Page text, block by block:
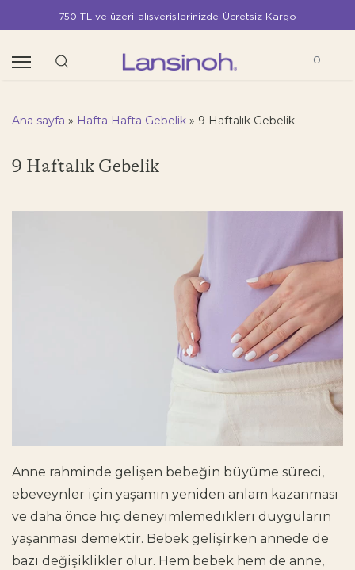
750 TL ve üzeri alışverişlerinizde Ücretsiz Kargo
0
Ana sayfa » Hafta Hafta Gebelik » 9 Haftalık Gebelik
9 Haftalık Gebelik
Anne rahminde gelişen bebeğin büyüme süreci,
ebeveynler için yaşamın yeniden anlam kazanması
ve daha önce hiç deneyimlemedikleri duyguların
yaşanması demektir. Bebek gelişirken annede de
bazı değişiklikler olur. Hem bebek hem de anne,